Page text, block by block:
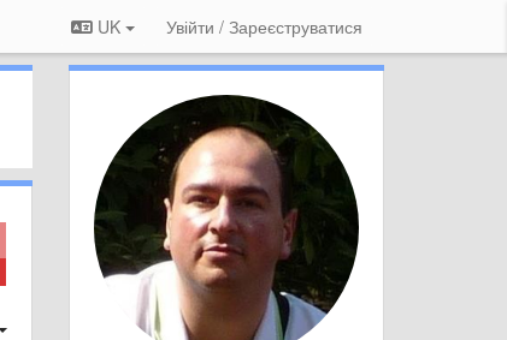
UK Увійти / Зареєструватися